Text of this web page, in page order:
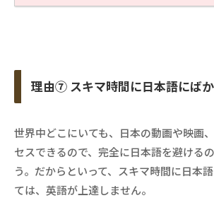
理由⑦ スキマ時間に日本語にば
世界中どこにいても、日本の動画や映画
セスできるので、完全に日本語を避ける
う。だからといって、スキマ時間に日本
ては、英語が上達しません。